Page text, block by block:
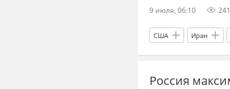
9 июля, 06:10
США Иран
Минфин
Россия